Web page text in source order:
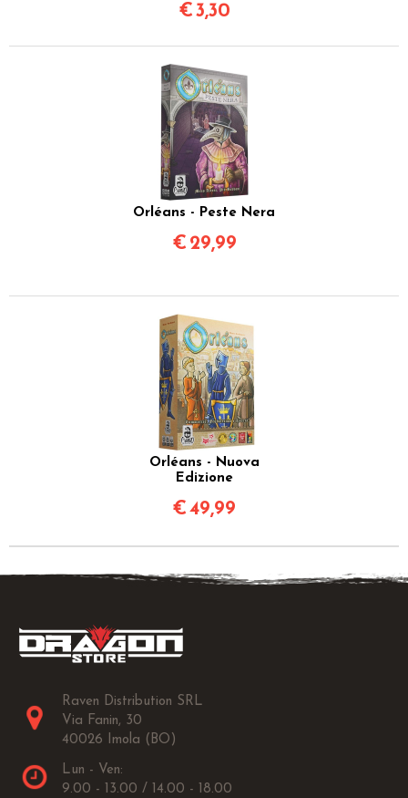
€3,30
Orléans - Peste Nera
€ 29,99
Orléans - Nuova
Edizione
€49,99
Raven Distribution SRL
Via Fanin, 30
40026 Imola (BO)
Lun - Ven:
9.00 - 13.00 / 14.00 - 18.00